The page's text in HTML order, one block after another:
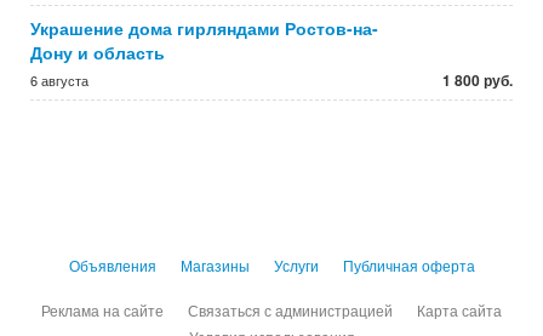
Украшение дома гирляндами Ростов-на-
Дону и область
6 августа 1 800 руб.
Объявления Магазины Услуги Публичная оферта
Реклама на сайте Связаться с администрацией
Карта сайта